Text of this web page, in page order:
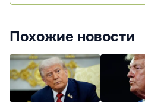
Похожие новости